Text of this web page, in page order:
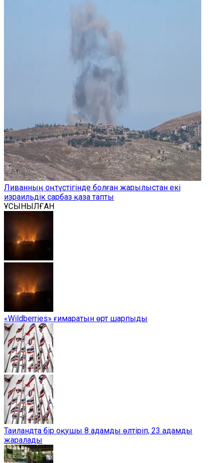
Ливанның оңтүстігінде болған жарылыстан екі
израильдік сарбаз қаза тапты
ҰСЫНЫЛҒАН
«Wildberries» ғимаратын өрт шарпыды
Таиландта бір оқушы 8 адамды өлтіріп, 23 адамды
жаралады